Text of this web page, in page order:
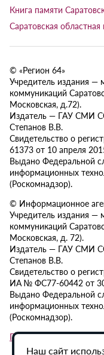
Книга памяти
Саратовская областная
© «Регион 64»
Учредитель издания —
коммуникаций
Московская, д.72).
Издатель — ГАУ СМИ
Степанов В.В.
Свидетельство о
61373 от 10 апреля
Выдано Федеральной
информационных
(Роскомнадзор).
© Информационное
Учредитель издания —
коммуникаций
Московская, д. 72).
Издатель — ГАУ СМИ
Степанов В.В.
Свидетельство о
ИА № ФС77-60442 от
Выдано Федеральной
информационных
(Роскомнадзор).
Политика в отношении
Наш сайт